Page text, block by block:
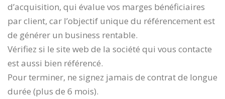
d’acquisition, qui évalue vos marges bénéficiaires
par client, car l’objectif unique du référencement est
de générer un business rentable.
Vérifiez si le site web de la société qui vous contacte
est aussi bien référencé.
Pour terminer, ne signez jamais de contrat de longue
durée (plus de 6 mois).